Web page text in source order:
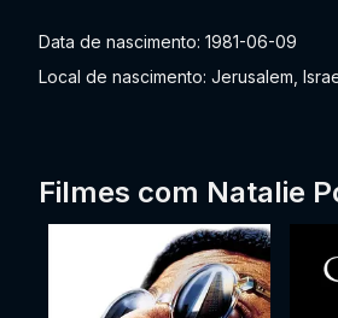
Data de nascimento: 1981-06-09
Local de nascimento: Jerusalem,
Filmes com Natalie